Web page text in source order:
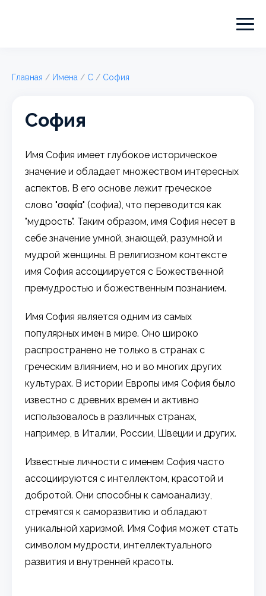
Главная / Имена / С / София
София
Имя София имеет глубокое историческое
значение и обладает множеством интересных
аспектов. В его основе лежит греческое
слово "σοφία" (софиа), что переводится как
"мудрость". Таким образом, имя София несет в
себе значение умной, знающей, разумной и
мудрой женщины. В религиозном контексте
имя София ассоциируется с Божественной
премудростью и божественным познанием.
Имя София является одним из самых
популярных имен в мире. Оно широко
распространено не только в странах с
греческим влиянием, но и во многих других
культурах. В истории Европы имя София было
известно с древних времен и активно
использовалось в различных странах,
например, в Италии, России, Швеции и других.
Известные личности с именем София часто
ассоциируются с интеллектом, красотой и
добротой. Они способны к самоанализу,
стремятся к саморазвитию и обладают
уникальной харизмой. Имя София может стать
символом мудрости, интеллектуального
развития и внутренней красоты.